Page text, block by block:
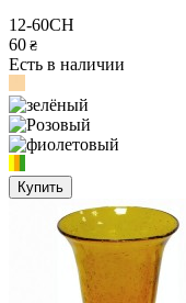
12-60CH
60 ₴
Есть в наличии
Купить